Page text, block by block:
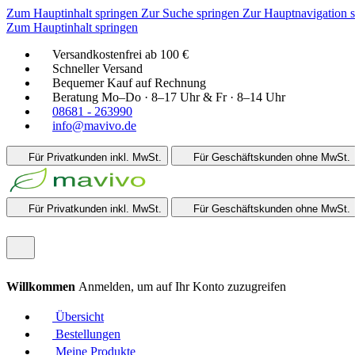
Zum Hauptinhalt springen Zur Suche springen Zur Hauptnavigation
Zum Hauptinhalt springen
Versandkostenfrei ab 100 €
Schneller Versand
Bequemer Kauf auf Rechnung
Beratung Mo–Do · 8–17 Uhr & Fr · 8–14 Uhr
08681 - 263990
info@mavivo.de
Für Privatkunden inkl. MwSt. Für Geschäftskunden ohne MwSt.
Für Privatkunden inkl. MwSt. Für Geschäftskunden ohne MwSt.
Willkommen Anmelden, um auf Ihr Konto zuzugreifen
Übersicht
Bestellungen
Meine Produkte